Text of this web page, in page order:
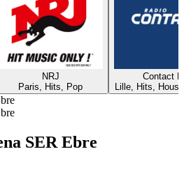
NRJ
Paris, Hits, Pop
Contact
Lille, Hits,
SER Ebre